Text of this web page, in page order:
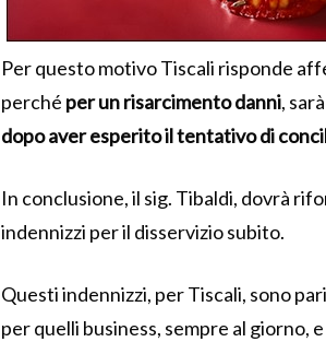
Per questo motivo Tiscali risponde
perché per un risarcimento danni,
dopo aver esperito il tentativo di
In conclusione, il sig. Tibaldi, dovrà
indennizzi per il disservizio subito.
Questi indennizzi, per Tiscali, sono
per quelli business, sempre al giorno,